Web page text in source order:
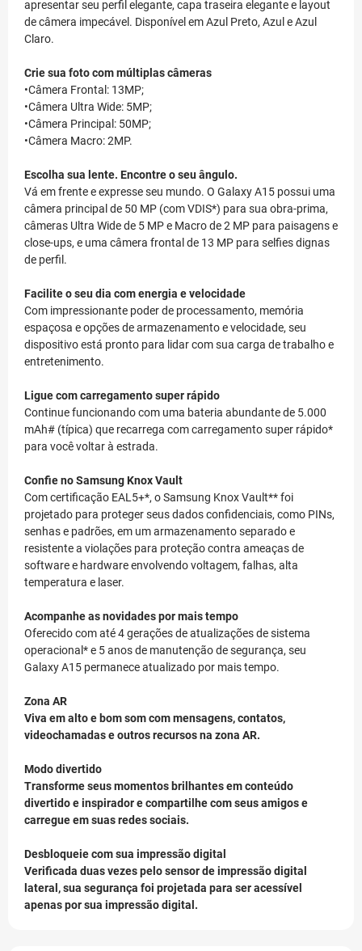
apresentar seu perfil elegante, capa traseira elegante e layout
de câmera impecável. Disponível em Azul Preto, Azul e Azul
Claro.
Crie sua foto com múltiplas câmeras
•Câmera Frontal: 13MP;
•Câmera Ultra Wide: 5MP;
•Câmera Principal: 50MP;
•Câmera Macro: 2MP.
Escolha sua lente. Encontre o seu ângulo.
Vá em frente e expresse seu mundo. O Galaxy A15 possui uma
câmera principal de 50 MP (com VDIS*) para sua obra-prima,
câmeras Ultra Wide de 5 MP e Macro de 2 MP para paisagens e
close-ups, e uma câmera frontal de 13 MP para selfies dignas
de perfil.
Facilite o seu dia com energia e velocidade
Com impressionante poder de processamento, memória
espaçosa e opções de armazenamento e velocidade, seu
dispositivo está pronto para lidar com sua carga de trabalho e
entretenimento.
Ligue com carregamento super rápido
Continue funcionando com uma bateria abundante de 5.000
mAh# (típica) que recarrega com carregamento super rápido*
para você voltar à estrada.
Confie no Samsung Knox Vault
Com certificação EAL5+*, o Samsung Knox Vault** foi
projetado para proteger seus dados confidenciais, como PINs,
senhas e padrões, em um armazenamento separado e
resistente a violações para proteção contra ameaças de
software e hardware envolvendo voltagem, falhas, alta
temperatura e laser.
Acompanhe as novidades por mais tempo
Oferecido com até 4 gerações de atualizações de sistema
operacional* e 5 anos de manutenção de segurança, seu
Galaxy A15 permanece atualizado por mais tempo.
Zona AR
Viva em alto e bom som com mensagens, contatos,
videochamadas e outros recursos na zona AR.
Modo divertido
Transforme seus momentos brilhantes em conteúdo
divertido e inspirador e compartilhe com seus amigos e
carregue em suas redes sociais.
Desbloqueie com sua impressão digital
Verificada duas vezes pelo sensor de impressão digital
lateral, sua segurança foi projetada para ser acessível
apenas por sua impressão digital.